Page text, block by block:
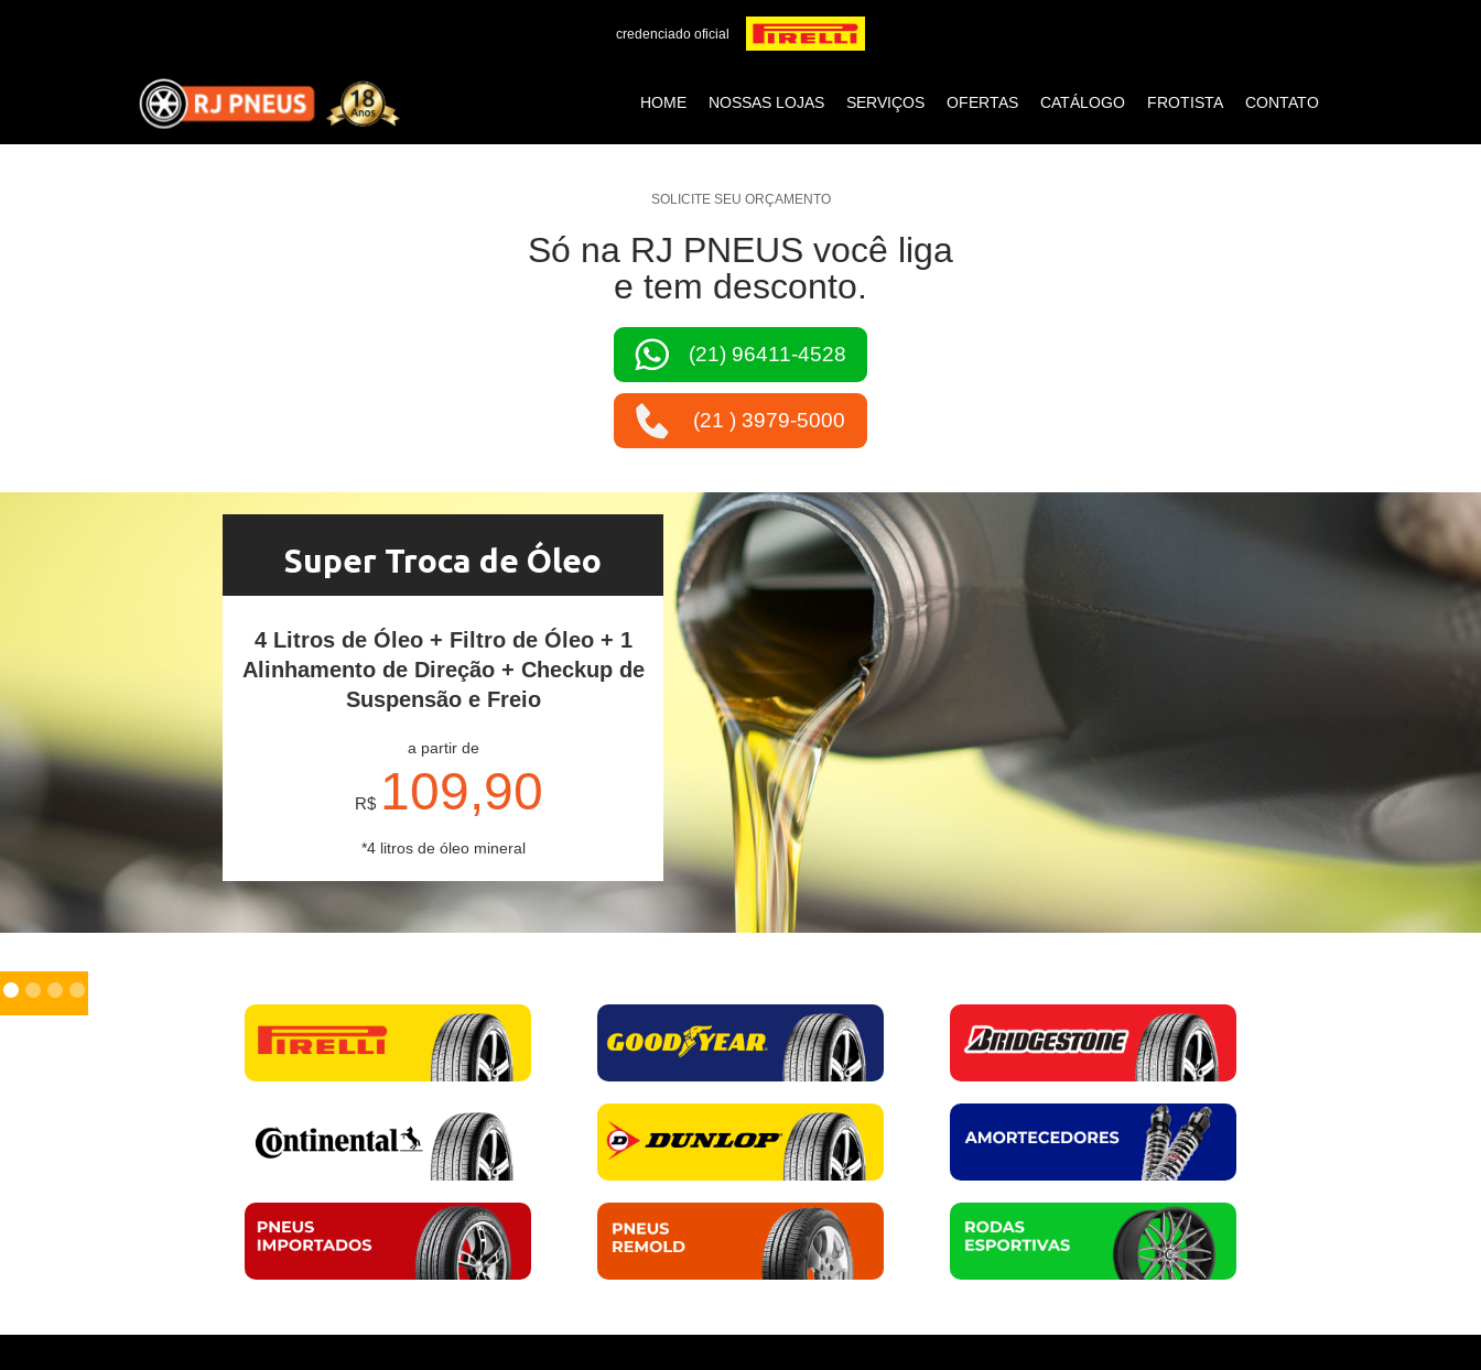
credenciado oficial
HOME NOSSAS LOJAS SERVIÇOS OFERTAS CATÁLOGO FROTISTA CONTATO
SOLICITE SEU ORÇAMENTO
Só na RJ PNEUS você liga
e tem desconto.
(21) 96411-4528
(21 ) 3979-5000
Super Troca de Óleo
4 Litros de Óleo + Filtro de Óleo + 1
Alinhamento de Direção + Checkup de
Suspensão e Freio
a partir de
R$ 109,90
*4 litros de óleo mineral